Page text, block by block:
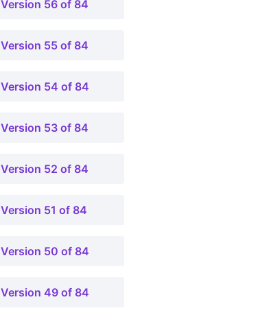
Version 56 of 84
Version 55 of 84
Version 54 of 84
Version 53 of 84
Version 52 of 84
Version 51 of 84
Version 50 of 84
Version 49 of 84